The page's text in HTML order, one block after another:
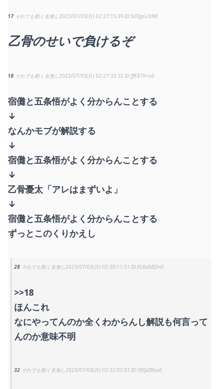
17 それでも動く名無し2023/07/03(月) 02:27:15.99 9ZQgGc0N0
乙骨のせいで負けるぞ
18 それでも動く名無し2023/07/03(月) 02:27:33.32 ffK87K+u0
宿儺と五条悟がよく分からんことする
↓
なんかモブが解説する
↓
宿儺と五条悟がよく分からんことする
↓
乙骨憂太「アレはまずいよ」
↓
宿儺と五条悟がよく分からんことする
ずっとこのくりかえし
28 それでも動く名無し2023/07/03(月) 02:30:11.51 EL8xDBZm0
>>18
ほんこれ
なにやってんのか全くわからんし解説も何言って
んのか意味不明
32 それでも動く名無し2023/07/03(月) 02:32:03.81 YXQzZ8bu0